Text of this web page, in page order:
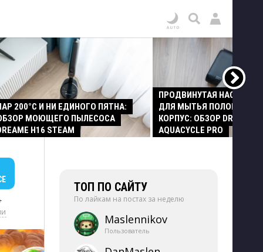
200°C И НИ ЕДИНОГО ПЯТНА:
МОЮЩЕГО ПЫЛЕСОСА
H16 STEAM
ПРОДВИНУТАЯ НАСАДКА
ДЛЯ МЫТЬЯ ПОЛОВ И
КОРПУС: ОБЗОР DREAME
AQUACYCLE PRO
ТОП ПО САЙТУ
По лайкам на постах за неделю
Maslennikov
Пользователь